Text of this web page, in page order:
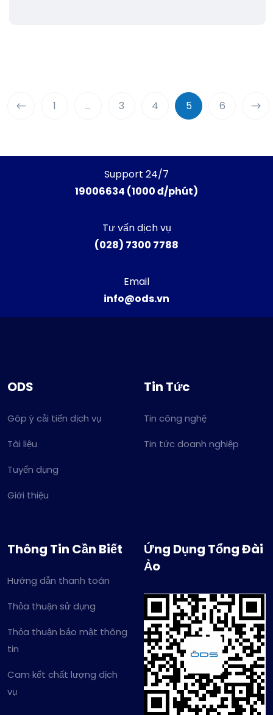
1 … 3 4 5 6
Support 24/7
19006634 (1000 đ/phút)
Tư vấn dịch vụ
(028) 7300 7788
Email
info@ods.vn
ODS
Góp ý cải tiến dịch vụ
Tài liệu
Tuyển dụng
Giới thiệu
Tin Tức
Tin công nghệ
Tin tức doanh nghiệp
Thông Tin Cần Biết
Hướng dẫn thanh toán
Thỏa thuận sử dụng
Thỏa thuận bảo mật thông
tin
Cam kết chất lượng dịch
vụ
Ứng Dụng Tổng Đài
Ảo